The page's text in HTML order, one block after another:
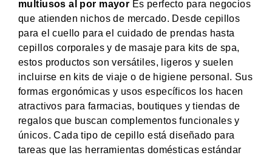
multiusos al por mayor Es perfecto para negocios
que atienden nichos de mercado. Desde cepillos
para el cuello para el cuidado de prendas hasta
cepillos corporales y de masaje para kits de spa,
estos productos son versátiles, ligeros y suelen
incluirse en kits de viaje o de higiene personal. Sus
formas ergonómicas y usos específicos los hacen
atractivos para farmacias, boutiques y tiendas de
regalos que buscan complementos funcionales y
únicos. Cada tipo de cepillo está diseñado para
tareas que las herramientas domésticas estándar